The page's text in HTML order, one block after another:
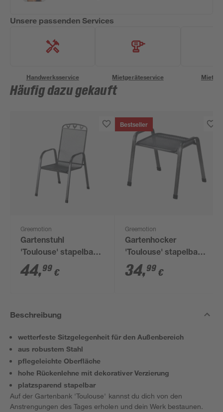
Unsere passenden Services
Handwerksservice Mietgeräteservice
Häufig dazu gekauft
Greemotion
Gartenstuhl
'Toulouse' stapelbar
Stahl grau 56 x 98 x
69 cm
44,99 €
Bestseller
Greemotion
Gartenhocker
'Toulouse' stapelbar
Stahl grau 58 x 48 x
52 cm
34,99 €
Beschreibung
wetterfeste Sitzgelegenheit für den Außenbereich
aus robustem Stahl
pflegeleichte Oberfläche
hohe Rückenlehne mit dekorativer Verzierung
platzsparend stapelbar
Auf der Gartenbank 'Toulouse' kannst du dich von den
Anstrengungen des Tages erholen und dein Werk bestaunen.